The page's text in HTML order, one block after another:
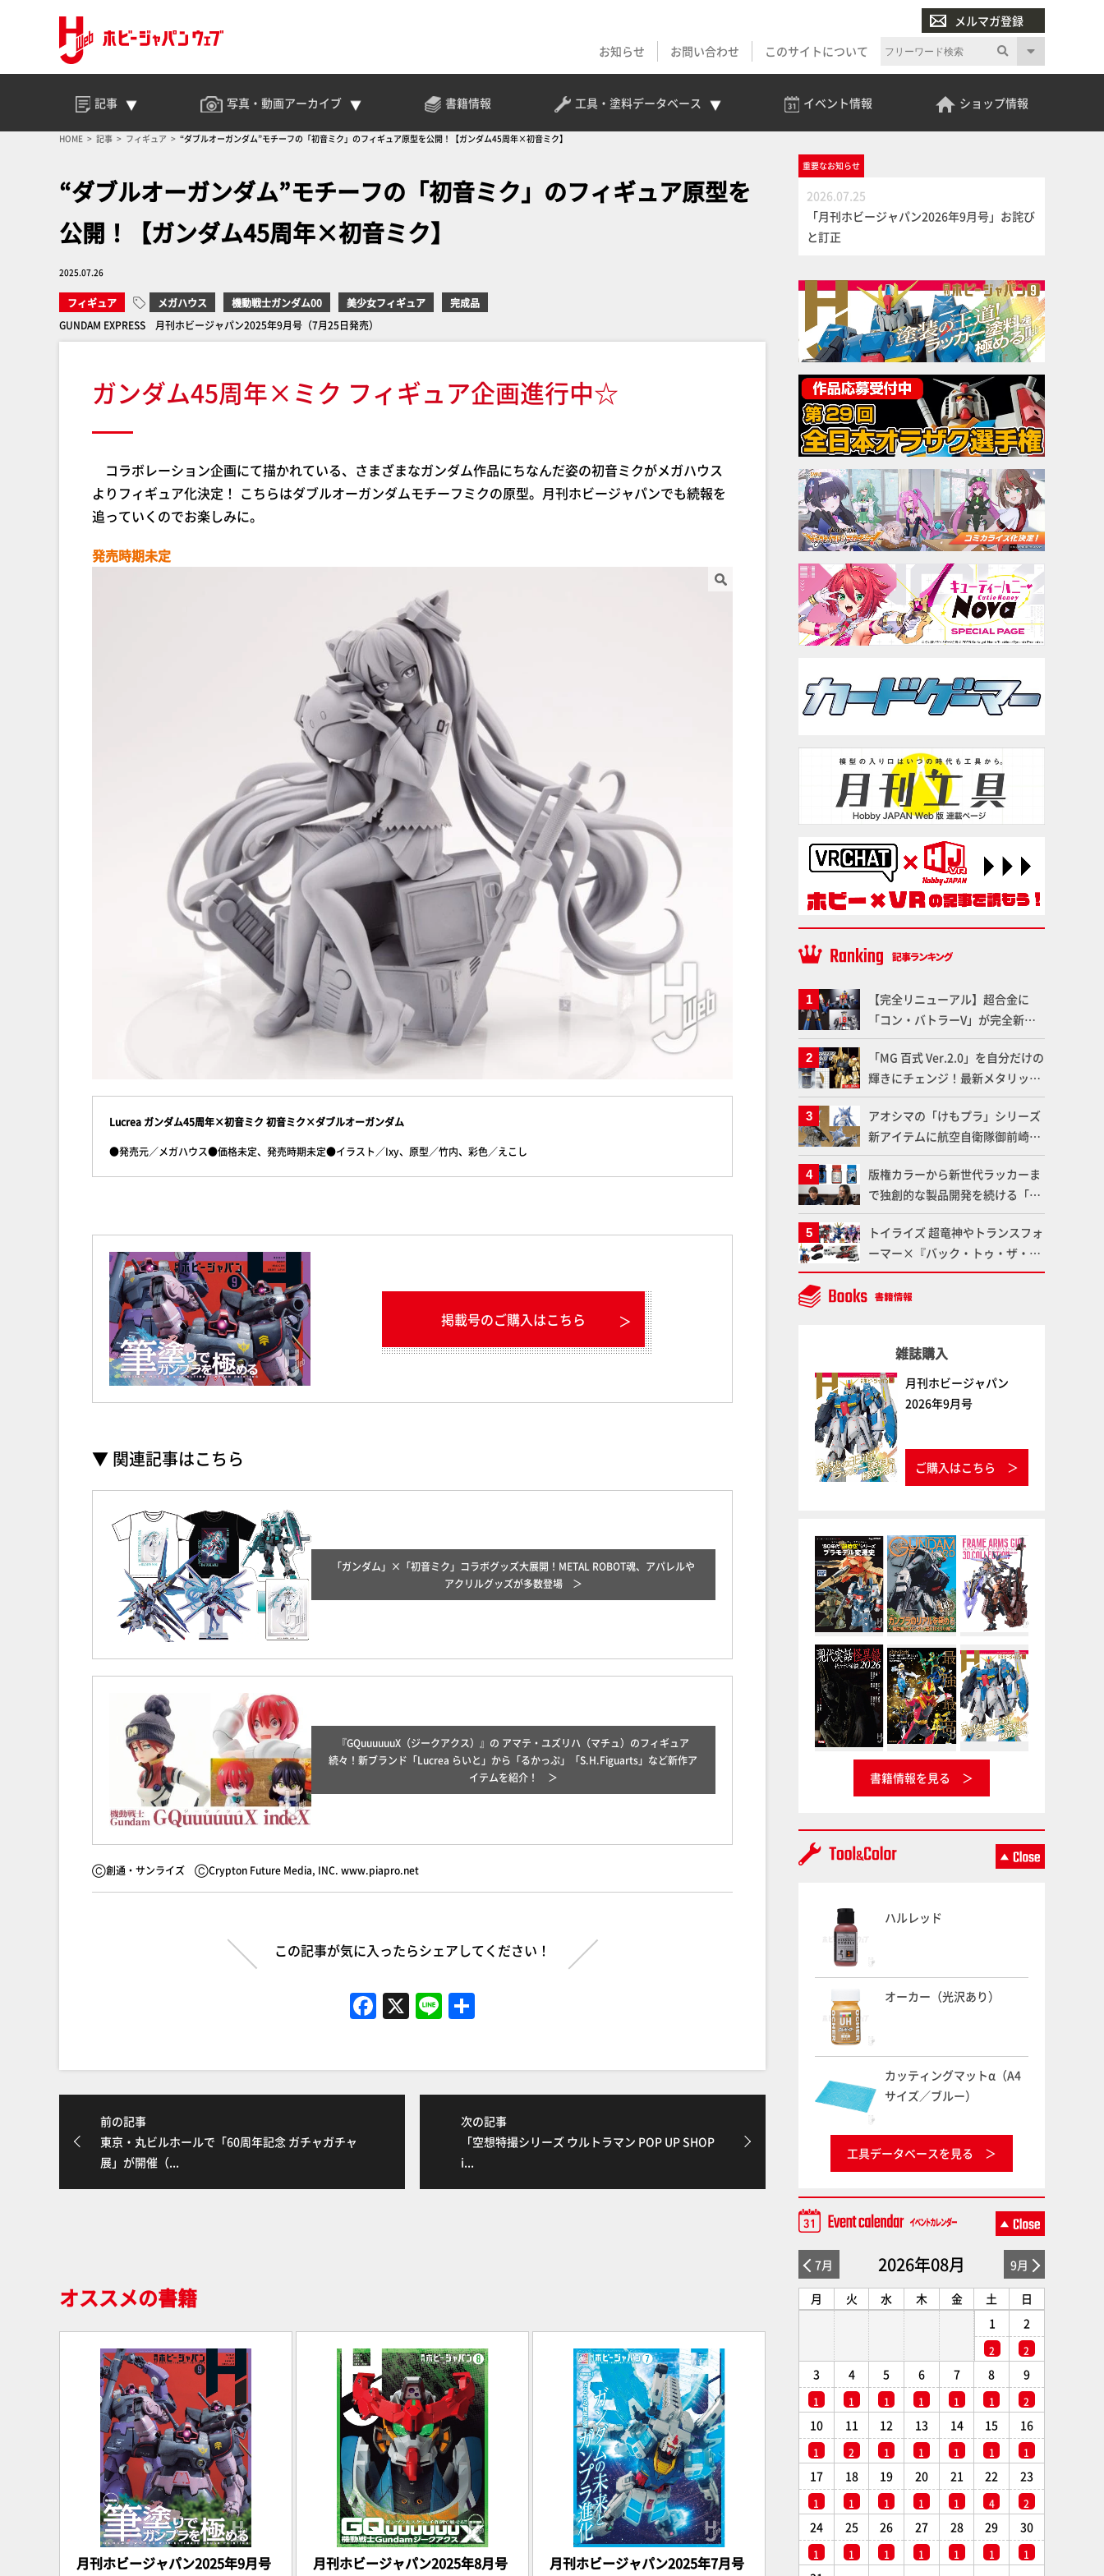
メルマガ登録
お知らせ
お問い合わせ このサイトについて
記事 写真・動画アーカイブ 書籍情報 工具・塗料データベース イベント情報 ショップ情報
HOME 記事 フィギュア “ダブルオーガンダム”モチーフの「初音ミク」のフィギュア原型を公開！【ガンダム45周年×初音ミク】
“ダブルオーガンダム”モチーフの「初音ミク」のフィギュア原型を
公開！【ガンダム45周年×初音ミク】
2025.07.26
フィギュア メガハウス 機動戦士ガンダム00 美少女フィギュア
完成品
GUNDAM EXPRESS 月刊ホビージャパン2025年9月号（7月25日発売）
ガンダム45周年×ミク フィギュア企画進行中☆
コラボレーション企画にて描かれている、さまざまなガンダム作品にちなんだ姿の初音ミクがメガハウス
よりフィギュア化決定！ こちらはダブルオーガンダムモチーフミクの原型。月刊ホビージャパンでも続報を
追っていくのでお楽しみに。
発売時期未定
Lucrea ガンダム45周年×初音ミク 初音ミク×ダブルオーガンダム
●発売元／メガハウス●価格未定、発売時期未定●イラスト／Ixy、原型／竹内、彩色／えこし
掲載号のご購入はこちら
▼ 関連記事はこちら
「ガンダム」×「初音ミク」コラボグッズ大展開！METAL ROBOT魂、アパレルや
アクリルグッズが多数登場
『GQuuuuuuX（ジークアクス）』の アマテ・ユズリハ（マチュ）のフィギュア
続々！新ブランド「Lucrea らいと」から「るかっぷ」「S.H.Figuarts」など新作ア
イテムを紹介！
Ⓒ創通・サンライズ ⒸCrypton Future Media, INC. www.piapro.net
この記事が気に入ったらシェアしてください！
F
a
e
k
X Li
n
前の記事
東京・丸ビルホールで「60周年記念 ガチャガチャ
展」が開催（...
次の記事
「空想特撮シリーズ ウルトラマン POP UP SHOP
i...
オススメの書籍
月刊ホビージャパン2025年9月号 月刊ホビージャパン2025年8月号 月刊ホビージャパン2025年7月号
重要なお知らせ
2026.07.25
「月刊ホビージャパン2026年9月号」お詫び
と訂正
【完全リニューアル】超合金に
「コン・バトラーV」が完全新規
造形で登場！気になる仕様を試作
品の撮り下ろしでご紹介!!さらに
「大鉄人17」＆「ワンエイト」セ
ット情報もお届け！【超合金の
魂】
「MG 百式 Ver.2.0」を自分だけの
輝きにチェンジ！最新メタリック
塗料を使ってより金属感を増した
仕上がりに!!【試し読み】
アオシマの「けもプラ」シリーズ
新アイテムに航空自衛隊御前崎分
屯基地の公式キャラクターとして
誕生した「おまねこ」が着任！け
もプラ公式サイト限定版と通常版
の2ラインで発売！
版権カラーから新世代ラッカーま
で独創的な製品開発を続ける「ガ
イアノーツ」に塗料開発の裏側と
ラッカー塗料の未来についてイン
タビュー！
トイライズ 超竜神やトランスフォ
ーマー×『バック・トゥ・ザ・フ
ューチャー』コラボアイテムな
ど、タカラトミーの注目アイテム
雑誌購入
月刊ホビージャパン
2026年9月号
ご購入はこちら
書籍情報を見る
ハルレッド
オーカー（光沢あり）
カッティングマットα（A4
サイズ／ブルー）
工具データベースを見る
7月 2026年08月 9月
月 火 水 木 金 土
日
1
2
2
2
3
1
4
1
5
1
6
1
7
1
8
1
9
2
10
1
11
2
12
1
13
1
14
1
15
1
16
1
17
1
18
1
19
1
20
1
21
1
22
4
23
2
24
1
25
1
26
1
27
1
28
1
29
1
30
1